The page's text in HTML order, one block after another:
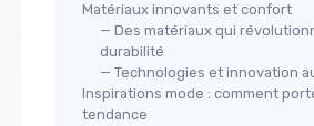
Matériaux innovants et confort
— Des matériaux qui
durabilité
— Technologies et innovation
Inspirations mode : comment
tendance